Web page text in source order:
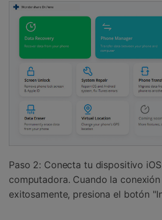
Paso 2: Conecta tu dispositivo
computadora. Cuando la
exitosamente, presiona el botón